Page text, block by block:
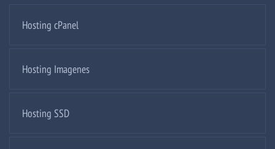
Hosting cPanel
Hosting Imagenes
Hosting SSD